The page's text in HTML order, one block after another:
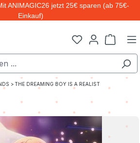
ANIMAGIC26 jetzt 25€ sparen (ab 75€-
Einkauf)
>THE DREAMING BOY IS A REALIST